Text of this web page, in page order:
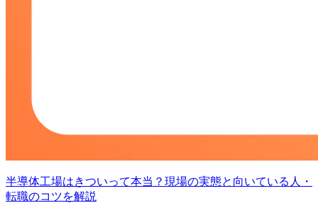
半導体工場はきついって本当？現場の実態と向いている人・
転職のコツを解説